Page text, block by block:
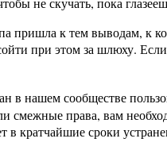
пришла к тем выводам,
при этом за шлюху.
в нашем сообществе
смежные права, вам
кратчайшие сроки